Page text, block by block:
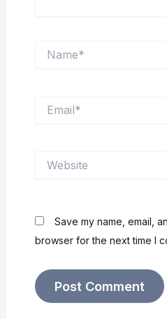
Save my name, email,
browser for the next time I